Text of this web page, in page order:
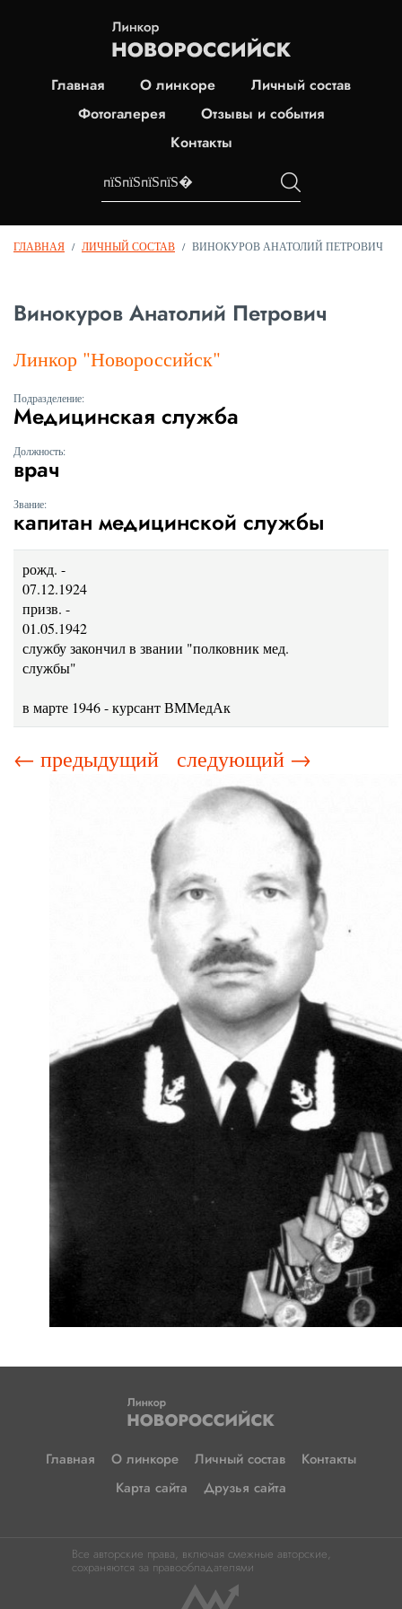
Главная О линкоре
Личный состав
Фотогалерея
Отзывы и события
Контакты
ГЛАВНАЯ / ЛИЧНЫЙ СОСТАВ / ВИНОКУРОВ АНАТОЛИЙ ПЕТРОВИЧ
Винокуров Анатолий Петрович
Линкор "Новороссийск"
Подразделение:
Медицинская служба
Должность:
врач
Звание:
капитан медицинской службы
рожд. -
призв. -
01.05.1942
службу закончил в звании "полковник мед.
в марте 1946 - курсант ВММедАк
← предыдущий следующий →
Главная О линкоре Личный состав
Контакты
Карта сайта
Друзья сайта
Все авторские права, включая смежные авторские,
сохраняются за правообладателями